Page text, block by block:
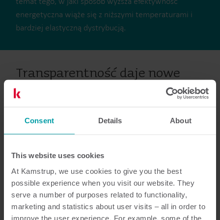
Consent Details About
This website uses cookies
At Kamstrup, we use cookies to give you the best
possible experience when you visit our website. They
serve a number of purposes related to functionality,
marketing and statistics about user visits – all in order to
improve the user experience. For example, some of the
energetyczna wiąże się z niższymi temperaturami i
bardziej elastyczną dystrybucją.
Transparentność daje nowe
możliwości
Transparentność jest warunkiem osiągnięcia wysokiej
efektywności energetycznej oraz stanowi podstawę
cele efektywności oraz pracować w pobliżu wartości
progowych, muszą w każdej chwili dokładnie
wiedzieć, co dzieje się w sieci, a szczególnie w jej
kluczowych punktach. Tylko dane dostarczane z dużą